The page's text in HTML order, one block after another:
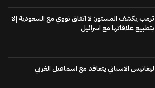
ترمب يكشف المستور: لا اتفاق نووي مع السعودية إلا
بتطبيع علاقاتها مع اسرائيل
ليغانيس الاسباني يتعاقد مع اسماعيل الغربي